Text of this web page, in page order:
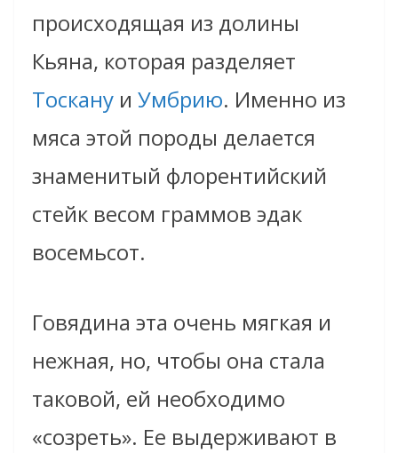
происходящая из долины
Кьяна, которая разделяет
Тоскану и Умбрию. Именно из
мяса этой породы делается
знаменитый флорентийский
стейк весом граммов эдак
восемьсот.
Говядина эта очень мягкая и
нежная, но, чтобы она стала
таковой, ей необходимо
«созреть». Ее выдерживают в